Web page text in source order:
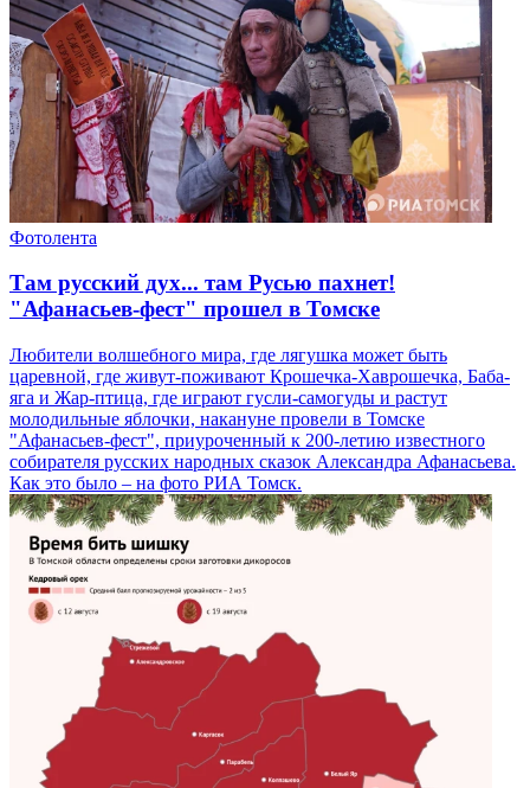
Фотолента
Там русский дух... там Русью пахнет!
"Афанасьев-фест" прошел в Томске
Любители волшебного мира, где лягушка может быть
царевной, где живут-поживают Крошечка-Хаврошечка, Баба-
яга и Жар-птица, где играют гусли-самогуды и растут
молодильные яблочки, накануне провели в Томске
"Афанасьев-фест", приуроченный к 200-летию известного
собирателя русских народных сказок Александра Афанасьева.
Как это было – на фото РИА Томск.